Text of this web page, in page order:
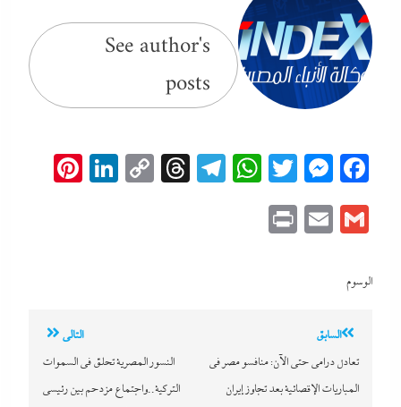
See author's
posts
Facebook
Messenger
Twitter
WhatsApp
Telegram
Threads
Copy
Gmail
Email
الوسوم
تصفّح
المقالات
السابق
تعادل درامى حتى الآن: منافسو مصر في
المباريات الإقصائية بعد تجاوز إيران
التالي
النسور المصرية تحلق في السموات
التركية..واجتماع مزدحم بين رئيسي